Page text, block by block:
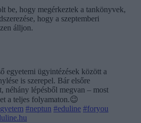
be, hogy megérkeztek a tankönyvek,
hogy a szeptemberi
álljon.
egyetemi ügyintézések között a
is szerepel. Bár elsőre
néhány lépésből megvan – most
a teljes folyamaton.😉
#neptun #eduline #foryou